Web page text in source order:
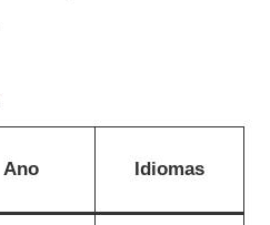
Ano Idiomas